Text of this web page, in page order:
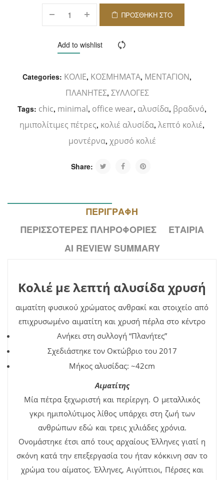
ΠΡΟΣΘΉΚΗ ΣΤΟ
Add to wishlist
Categories: ΚΟΛΙΕ, ΚΟΣΜΗΜΑΤΑ, ΜΕΝΤΑΓΙΟΝ,
ΠΛΑΝΗΤΕΣ, ΣΥΛΛΟΓΕΣ
Tags: chic, minimal, office wear, αλυσίδα, βραδινό,
ημιπολίτιμες πέτρες, κολιέ αλυσίδα, λεπτό κολιέ,
μοντέρνα, χρυσό κολιέ
Share:
ΠΕΡΙΓΡΑΦΉ
ΠΕΡΙΣΣΌΤΕΡΕΣ ΠΛΗΡΟΦΟΡΊΕΣ
ΕΤΑΙΡΊΑ
AI REVIEW SUMMARY
Κολιέ με λεπτή αλυσίδα χρυσή
αιματίτη φυσικού χρώματος ανθρακί και στοιχείο από
επιχρυσωμένο αιματίτη και χρυσή πέρλα στο κέντρο
Ανήκει στη συλλογή “Πλανήτες”
Σχεδιάστηκε τον Οκτώβριο του 2017
Μήκος αλυσίδας: ~42cm
Αιματίτης
Μία πέτρα ξεχωριστή και περίεργη. Ο μεταλλικός
γκρι ημιπολύτιμος λίθος υπάρχει στη ζωή των
ανθρώπων εδώ και τρεις χιλιάδες χρόνια.
Ονομάστηκε έτσι από τους αρχαίους Έλληνες γιατί η
σκόνη κατά την επεξεργασία του ήταν κόκκινη σαν το
χρώμα του αίματος. Έλληνες, Αιγύπτιοι, Πέρσες και